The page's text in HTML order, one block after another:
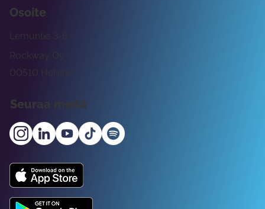
Osoite
Rockway Oy
Lemuntie 3-5
00510 Helsinki
Seuraa meitä